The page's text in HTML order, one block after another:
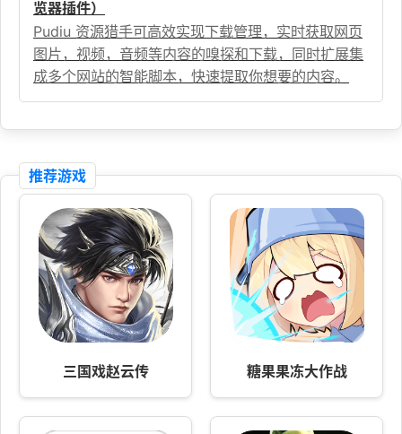
览器插件）
Pudiu 资源猎手可高效实现下载管理，实时获取网页
图片，视频，音频等内容的嗅探和下载，同时扩展集
成多个网站的智能脚本，快速提取你想要的内容。
推荐游戏
三国戏赵云传 糖果果冻大作战